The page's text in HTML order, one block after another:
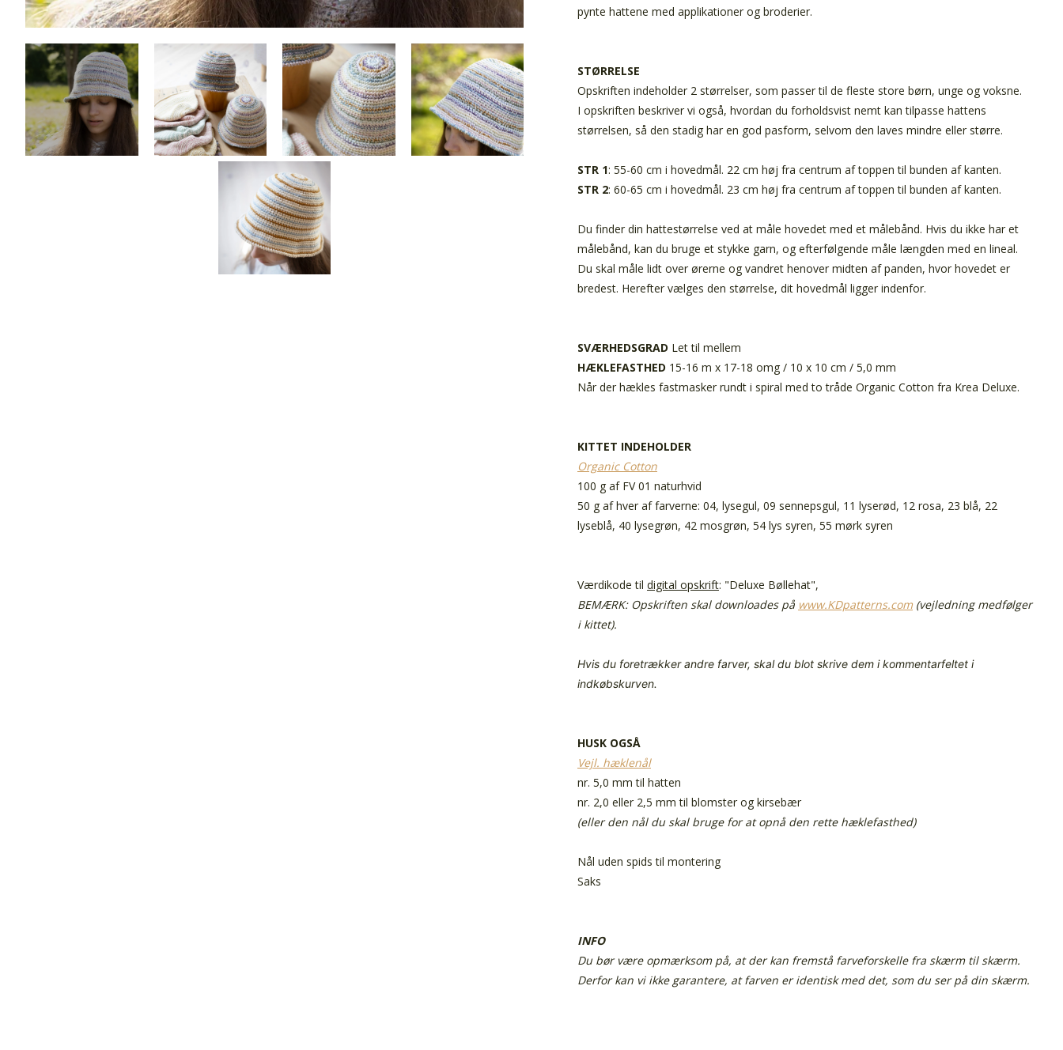
pynte hattene med applikationer og broderier.
STØRRELSE
Opskriften indeholder 2 størrelser, som passer til de fleste store børn, unge og voksne.
I opskriften beskriver vi også, hvordan du forholdsvist nemt kan tilpasse hattens
størrelsen, så den stadig har en god pasform, selvom den laves mindre eller større.
STR 1: 55-60 cm i hovedmål. 22 cm høj fra centrum af toppen til bunden af kanten.
STR 2: 60-65 cm i hovedmål. 23 cm høj fra centrum af toppen til bunden af kanten.
Du finder din hattestørrelse ved at måle hovedet med et målebånd. Hvis du ikke har et
målebånd, kan du bruge et stykke garn, og efterfølgende måle længden med en lineal.
Du skal måle lidt over ørerne og vandret henover midten af panden, hvor hovedet er
bredest. Herefter vælges den størrelse, dit hovedmål ligger indenfor.
SVÆRHEDSGRAD Let til mellem
HÆKLEFASTHED 15-16 m x 17-18 omg / 10 x 10 cm / 5,0 mm
Når der hækles fastmasker rundt i spiral med to tråde Organic Cotton fra Krea Deluxe.
KITTET INDEHOLDER
Organic Cotton
100 g af FV 01 naturhvid
50 g af hver af farverne: 04, lysegul, 09 sennepsgul, 11 lyserød, 12 rosa, 23 blå, 22
lyseblå, 40 lysegrøn, 42 mosgrøn, 54 lys syren, 55 mørk syren
Værdikode til digital opskrift: "Deluxe Bøllehat",
BEMÆRK: Opskriften skal downloades på www.KDpatterns.com (vejledning medfølger
i kittet).
Hvis du foretrækker andre farver, skal du blot skrive dem i kommentarfeltet i
indkøbskurven.
HUSK OGSÅ
Vejl. hæklenål
nr. 5,0 mm til hatten
nr. 2,0 eller 2,5 mm til blomster og kirsebær
(eller den nål du skal bruge for at opnå den rette hæklefasthed)
Nål uden spids til montering
Saks
INFO
Du bør være opmærksom på, at der kan fremstå farveforskelle fra skærm til skærm.
Derfor kan vi ikke garantere, at farven er identisk med det, som du ser på din skærm.